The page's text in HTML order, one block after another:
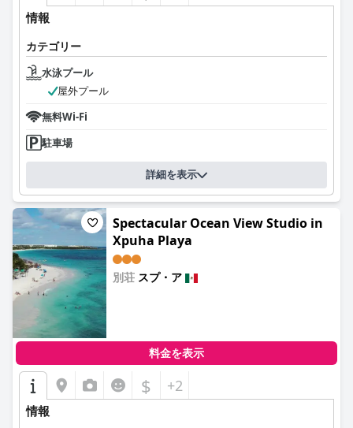
情報
カテゴリー
水泳プール
屋外プール
無料Wi-Fi
駐車場
詳細を表示
Spectacular Ocean View Studio in
Xpuha Playa
別荘 スプ・ア
料金を表示
$ +2
情報